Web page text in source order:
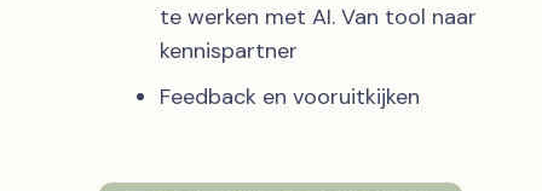
te werken met AI. Van tool naar
kennispartner
Feedback en vooruitkijken